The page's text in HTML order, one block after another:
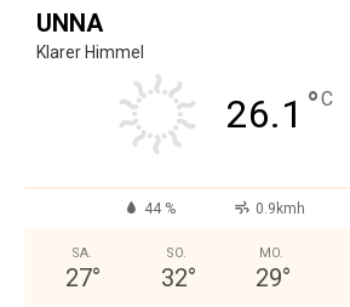
UNNA
Klarer Himmel
26.1 °C
44 % 0.9kmh
SA.
27°
SO.
32°
MO.
29°